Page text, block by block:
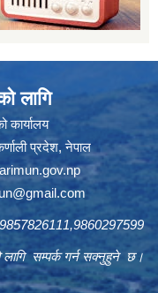
लागि
कार्यालय
प्रदेश, नेपाल
gmail.com
सम्पर्क गर्न सक्नुहुने छ।